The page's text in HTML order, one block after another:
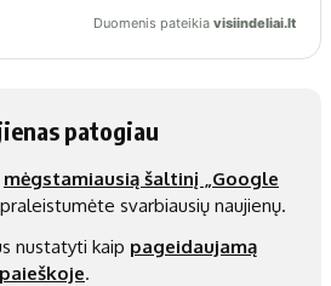
patogiau
mėgstamiausią šaltinį „Google
svarbiausių naujienų.
nustatyti kaip pageidaujamą
.